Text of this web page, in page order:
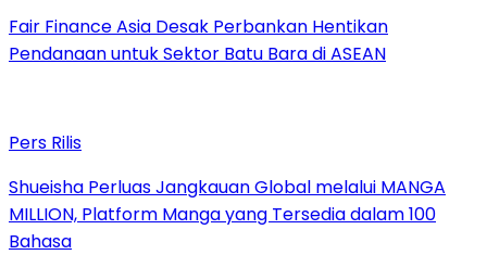
Fair Finance Asia Desak Perbankan Hentikan
Pendanaan untuk Sektor Batu Bara di ASEAN
Pers Rilis
Shueisha Perluas Jangkauan Global melalui MANGA
MILLION, Platform Manga yang Tersedia dalam 100
Bahasa